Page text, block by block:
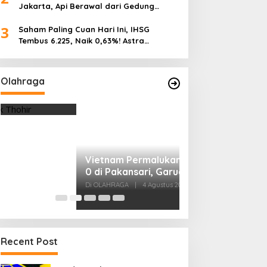
Jakarta, Api Berawal dari Gedung
3
Saham Paling Cuan Hari Ini, IHSG
Tembus 6.225, Naik 0,63%! Astra
Olahraga
Vietnam Permalukan Indonesia 3-
Manfaatkan Laga Kandang
Di OLAHRAGA
Recent Post